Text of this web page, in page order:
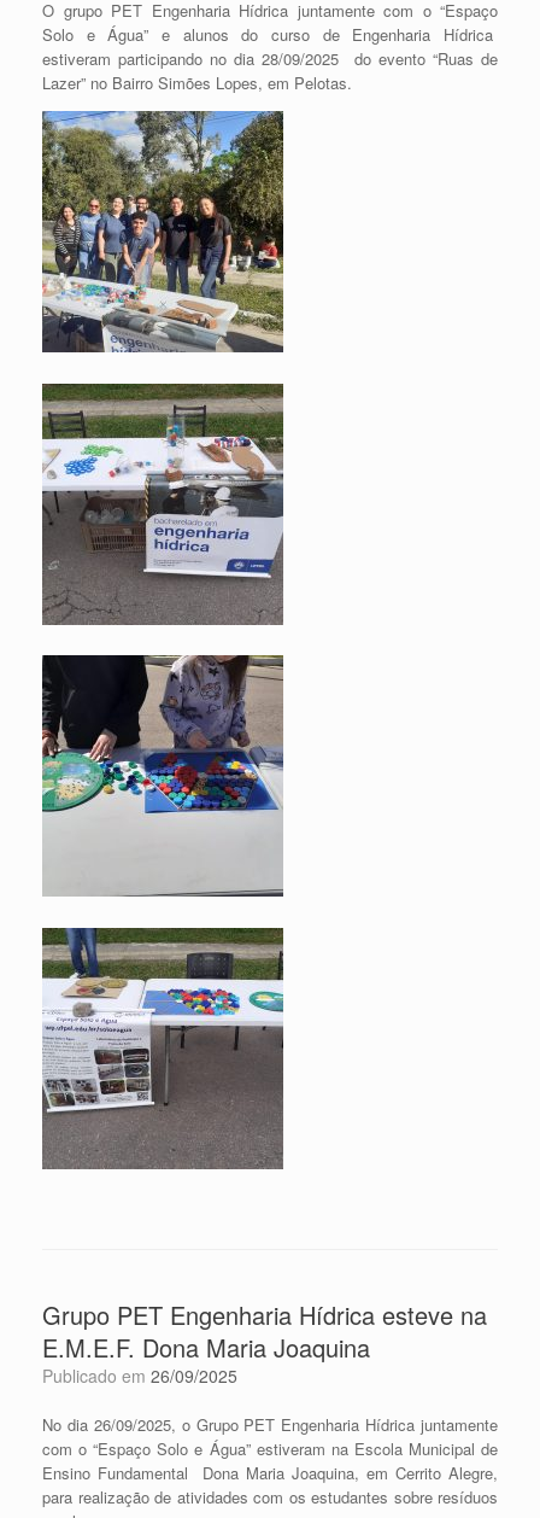
O grupo PET Engenharia Hídrica juntamente com o “Espaço
Solo e Água” e alunos do curso de Engenharia Hídrica
estiveram participando no dia 28/09/2025 do evento “Ruas de
Lazer” no Bairro Simões Lopes, em Pelotas.
Grupo PET Engenharia Hídrica esteve na
E.M.E.F. Dona Maria Joaquina
Publicado em 26/09/2025
No dia 26/09/2025, o Grupo PET Engenharia Hídrica juntamente
com o “Espaço Solo e Água” estiveram na Escola Municipal de
Ensino Fundamental Dona Maria Joaquina, em Cerrito Alegre,
para realização de atividades com os estudantes sobre resíduos